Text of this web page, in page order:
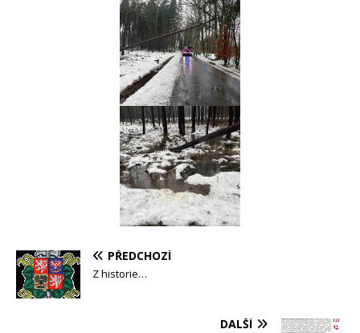
PŘEDCHOZÍ
Z historie…
DALŠÍ